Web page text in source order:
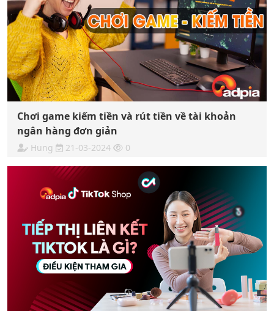
Chơi game kiếm tiền và rút tiền về tài khoản
ngân hàng đơn giản
Hung 21-03-2024 0